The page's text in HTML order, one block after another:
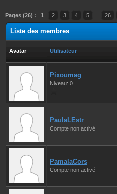
Pages (26) : 1 2 3 4 5 26
Liste des membres
Avatar Utilisateur
Pixoumag
Niveau: 0
PaulaLEstr
Compte non activé
PamalaCors
Compte non activé